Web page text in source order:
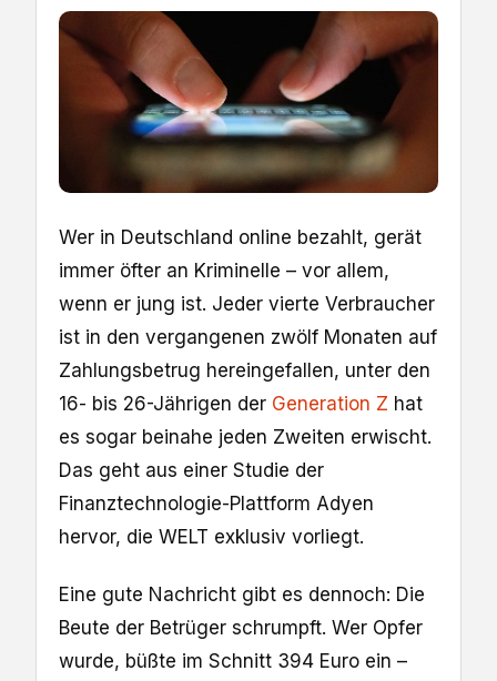
Wer in Deutschland online bezahlt, gerät
immer öfter an Kriminelle – vor allem,
wenn er jung ist. Jeder vierte Verbraucher
ist in den vergangenen zwölf Monaten auf
Zahlungsbetrug hereingefallen, unter den
16- bis 26-Jährigen der Generation Z hat
es sogar beinahe jeden Zweiten erwischt.
Das geht aus einer Studie der
Finanztechnologie-Plattform Adyen
hervor, die WELT exklusiv vorliegt.
Eine gute Nachricht gibt es dennoch: Die
Beute der Betrüger schrumpft. Wer Opfer
wurde, büßte im Schnitt 394 Euro ein –